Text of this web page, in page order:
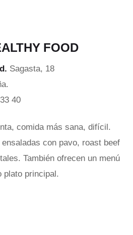
FOOD
Sagasta, 18
40
comida más sana, difícil.
con pavo, roast beef
También ofrecen un menú
plato principal.